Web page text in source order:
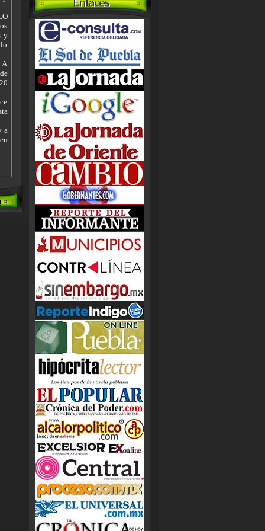
y
A
a
paises o Estados de la Republica.
SINTESIS DE TEHUACAN
Este medio digital cumplio 21 anos
en esta gran lucha por informar a
Tehuacan y alrededores, aun mas alla
de donde nuestra vista alcanza
hemos logrado obtener lectores
hispanos en otros paises tanto en
este continente como del otro lado
de las aguas... hemos recibido
criticas, amenazas, despojos y demas
pero es muy facil escribir sin firmar
sus letras o incluso hablar detras de
un anonimo, a ellos agradecemos
que nos tomen en cuenta, pero mas a
los que nos brindan su preferencia y
se suman a la gran cadena de los que
quieren saber un poco mas cada dia.
Sintesis de Tehuacan les desea salud,
trabajo y nuevas experiencias hoy y
siempre.
POLITICA A LA MEXICANA,
MORENA EMPIEZA SU
DECADENCIA
Se que Morena es la promesa de la
transformacion de la politica en el
pais, el Estado y la ciudad, porque
sugiere una transformacion de
modelo economico. Pero despues de
la muerte de Barbosa, el retiro de
Cespedes Peregrina y la llegada de
Alejandro Armenta, la Gobernatura
de Puebla dejara mucho que desear
puesto que es un mundo de
latrocinio y simulacion disfrazado
de trabajo, el cual esperemos se
termine a la llegada del antes
mencionado. Ya rendiran cuentas
cada uno de los barbosistas que
consiguieron hueso y aun siguen
dentro al inicializar esta nueva
gestion.
NO HAY CAMBIO CON POLITICOS
CORRUPTOS Y MOCHOS
Un gran periodista que fue don
Roberto Blanco Moheno dijo que:
para lograr transformaciones firmes,
habia que romper con los arcaicos
moldes. Y de esa manera titulo a su
columna por el tiempo que la
escribio.